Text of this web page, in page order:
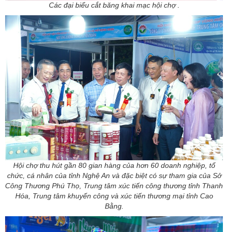
Các đại biểu cắt băng khai mạc hội chợ .
Hội chợ thu hút gần 80 gian hàng của hơn 60 doanh nghiệp, tổ
chức, cá nhân của tỉnh Nghệ An và đặc biệt có sự tham gia của Sở
Công Thương Phú Thọ, Trung tâm xúc tiến công thương tỉnh Thanh
Hóa, Trung tâm khuyến công và xúc tiến thương mại tỉnh Cao
Bằng.